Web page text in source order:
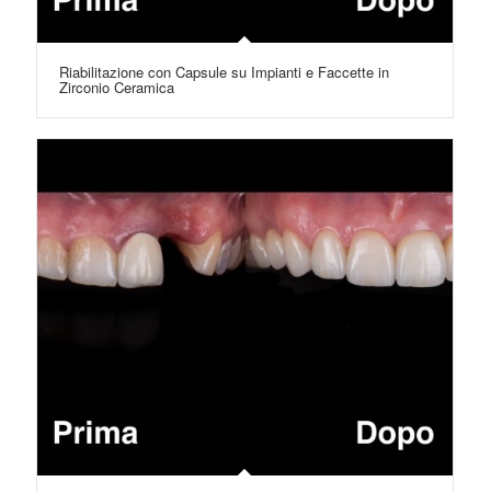
Riabilitazione con Capsule su Impianti e Faccette in
Zirconio Ceramica